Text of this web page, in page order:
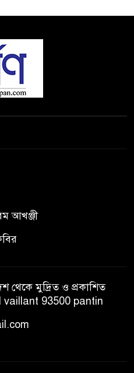
আখঞ্জী
থেকে মুদ্রিত ও প্রকাশিত
vaillant 93500 pantin